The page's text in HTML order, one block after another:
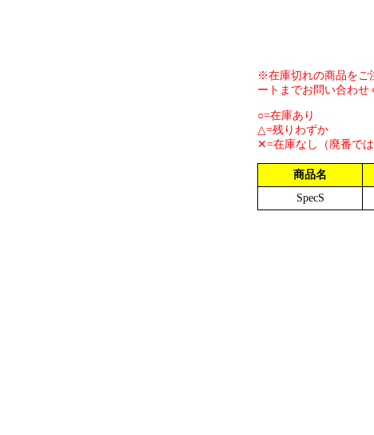
※在庫切れの商品をご
ートまでお問い合わせ
○=在庫あり
△=残りわずか
✕=在庫なし（廃番では
商品名
SpecS